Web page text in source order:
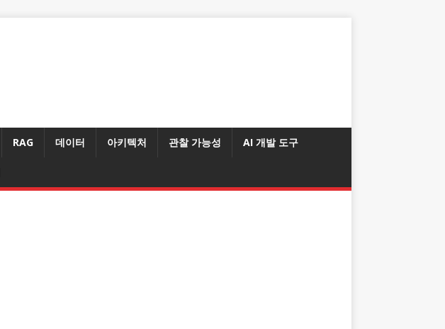
RAG 데이터 아키텍처 관찰 가능성 AI 개발 도구